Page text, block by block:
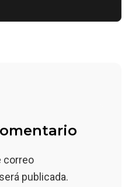
correo
publicada.